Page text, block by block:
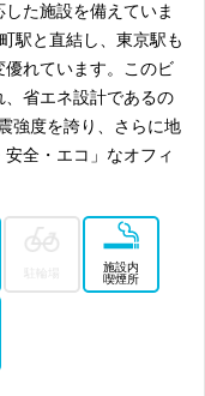
た施設を備えていま
駅と直結し、東京駅も
れています。このビ
、省エネ設計であるの
強度を誇り、さらに地
全・エコ」なオフィ
施設内
喫煙所